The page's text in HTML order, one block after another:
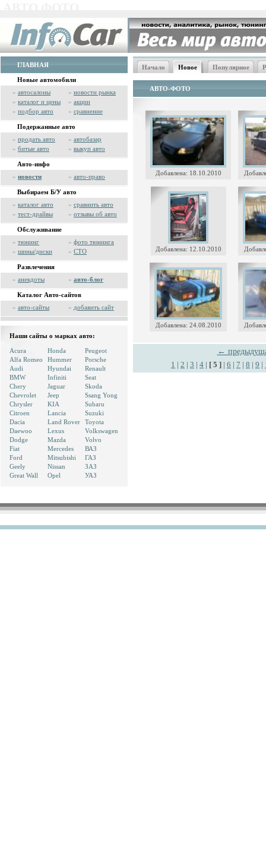
ГЛАВНАЯ
Новые автомобили
» автосалоны » новости рынка
» каталог и цены » акции
» подбор авто » сравнение
Подержанные авто
» продать авто » автобазар
» битые авто » выкуп авто
Авто-инфо
» новости » авто-право
Выбираем Б/У авто
» каталог авто » сравнить авто
» тест-драйвы » отзывы об авто
Обслуживание
» тюнинг » фото тюнинга
» шины/диски » СТО
Развлечения
» анекдоты » авто-блог
Каталог Авто-сайтов
» авто-сайты » добавить сайт
Наши сайты о марках авто:
Acura
Alfa Romeo
Audi
BMW
Chery
Chevrolet
Chrysler
Citroen
Dacia
Daewoo
Dodge
Fiat
Ford
Geely
Great Wall
Honda
Hummer
Hyundai
Infiniti
Jaguar
Jeep
KIA
Lancia
Land Rover
Lexus
Mazda
Mercedes
Mitsubishi
Nissan
Opel
Peugeot
Porsche
Renault
Seat
Skoda
Ssang Yong
Subaru
Suzuki
Toyota
Volkswagen
Volvo
ВАЗ
ГАЗ
ЗАЗ
УАЗ
Начало Новое Популярное
АВТО-ФОТО
Добавлена: 18.10.2010
Добавлена: 12.10.2010
Добавлена: 24.08.2010
←
1 | 2 | 3 | 4 | [ 5 ] | 6 | 7 | 8 | 9 |